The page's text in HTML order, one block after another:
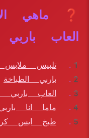
❓ ماهي
العاب باربي
تلبيس
باربي الطباخة
العاب باربي
ماما انا
طبخ ايس